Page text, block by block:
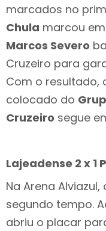
marcados no
Chula marcou
Marcos Severo
Cruzeiro para
Com o resultado,
colocado do
Cruzeiro segue
Lajeadense 2 x 1
Na Arena
segundo tempo.
abriu o placar